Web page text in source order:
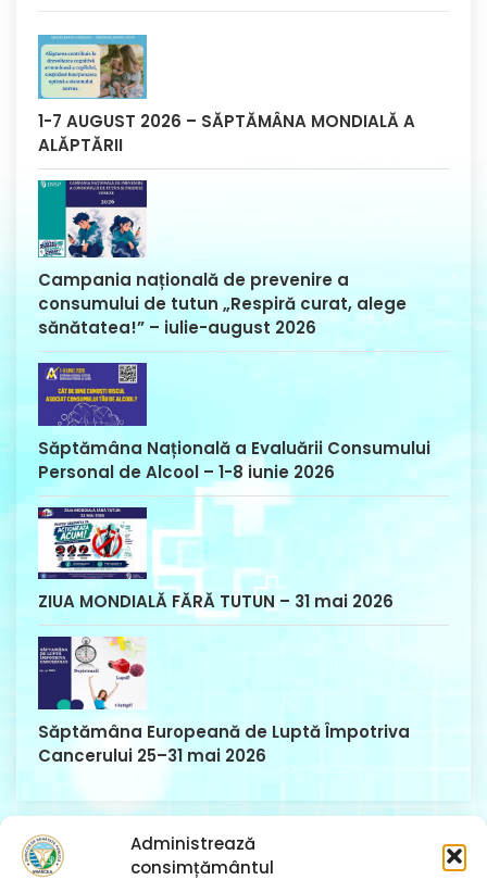
Administrează
consimțământul
1-7 AUGUST 2026 – SĂPTĂMÂNA MONDIALĂ A
ALĂPTĂRII
Campania națională de prevenire a
consumului de tutun „Respiră curat, alege
sănătatea!” – iulie-august 2026
Săptămâna Națională a Evaluării Consumului
Personal de Alcool – 1-8 iunie 2026
ZIUA MONDIALĂ FĂRĂ TUTUN – 31 mai 2026
Săptămâna Europeană de Luptă Împotriva
Cancerului 25–31 mai 2026